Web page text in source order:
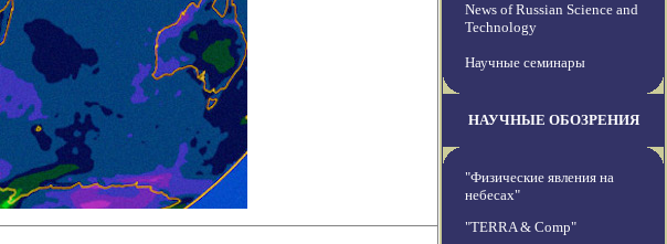
News of Russian Science and
Technology
Научные семинары
НАУЧНЫЕ ОБОЗРЕНИЯ
"Физические явления на
небесах"
"TERRA & Comp"